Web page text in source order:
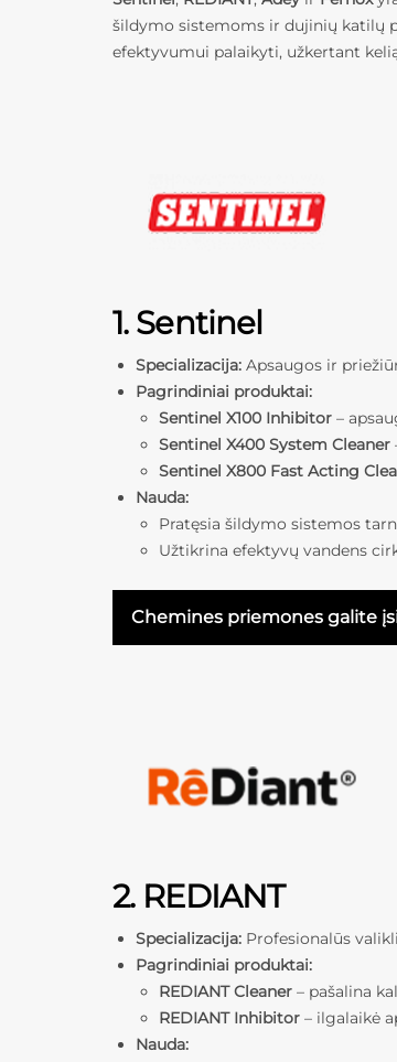
šildymo sistemoms ir dujinių katilų
efektyvumui palaikyti, užkertant
1. Sentinel
Specializacija: Apsaugos ir
Pagrindiniai produktai:
Sentinel X100 Inhibitor –
Sentinel X400 System Cleaner
Sentinel X800 Fast Acting
Nauda:
Pratęsia šildymo sistemos
Užtikrina efektyvų vandens
Chemines priemones galite
2. REDIANT
Specializacija: Profesionalūs
Pagrindiniai produktai:
REDIANT Cleaner – pašalina
REDIANT Inhibitor – ilgalaikė
Nauda: